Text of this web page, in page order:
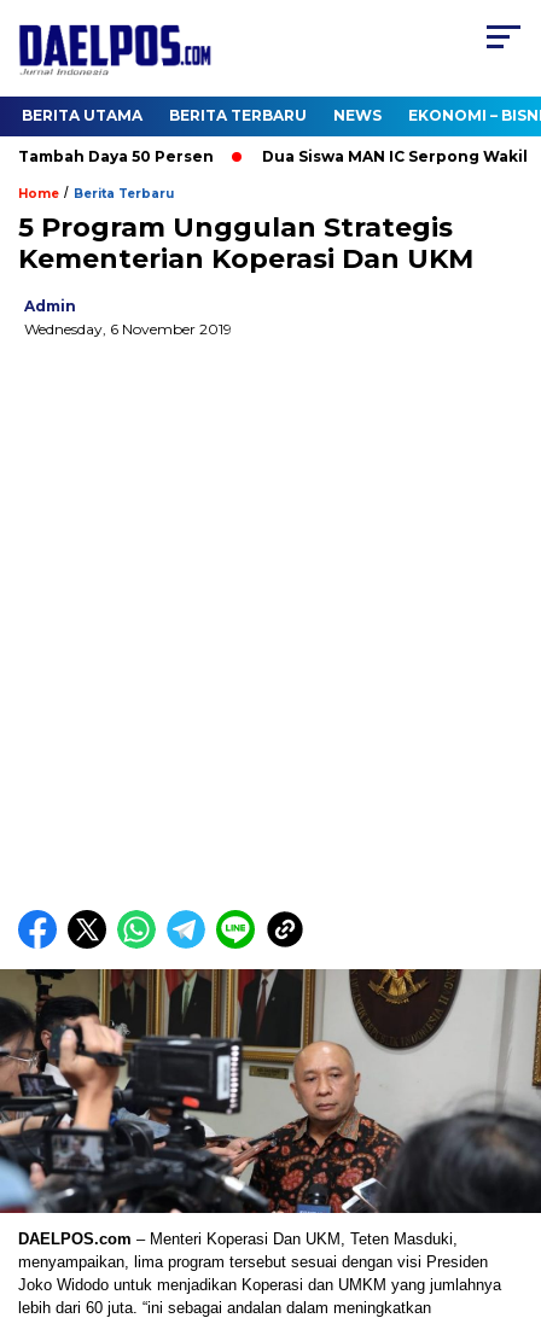
BERITA UTAMA BERITA TERBARU NEWS EKONOMI –
Daya 50 Persen Dua Siswa MAN IC Serpong Wakili
Home / Berita Terbaru
5 Program Unggulan Strategis
Kementerian Koperasi Dan UKM
Admin
Wednesday, 6 November 2019
DAELPOS.com – Menteri Koperasi Dan UKM, Teten Masduki,
menyampaikan, lima program tersebut sesuai dengan visi Presiden
Joko Widodo untuk menjadikan Koperasi dan UMKM yang jumlahnya
lebih dari 60 juta. “ini sebagai andalan dalam meningkatkan